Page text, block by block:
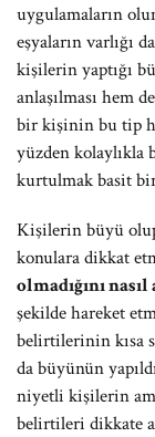
uygulamaların
eşyaların varlığı
kişilerin yaptığı
anlaşılması hem
bir kişinin bu tip
yüzden kolaylıkla
kurtulmak basit
Kişilerin büyü olup
konulara dikkat
olmadığını
şekilde hareket
belirtilerinin kısa
da büyünün
niyetli kişilerin
belirtileri dikkate